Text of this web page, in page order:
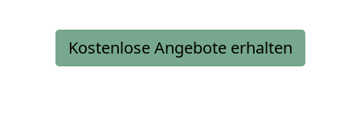
Kostenlose Angebote erhalten